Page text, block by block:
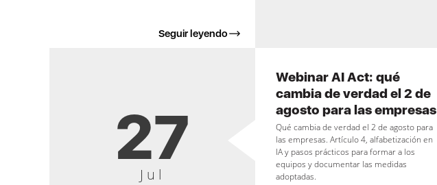
Seguir leyendo
27
Jul
Webinar AI Act: qué
cambia de verdad el 2 de
agosto para las empresas
Qué cambia de verdad el 2 de agosto para
las empresas. Artículo 4, alfabetización en
IA y pasos prácticos para formar a los
equipos y documentar las medidas
adoptadas.